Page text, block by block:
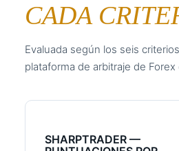
CADA
Evaluada según los seis
plataforma de arbitraje de Forex
SHARPTRADER —